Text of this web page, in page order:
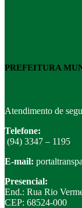
PREFEITURA
Atendimento de
Telefone:
(94) 3347 – 1195
E-mail:
Presencial:
End.: Rua Rio
CEP: 68524-000